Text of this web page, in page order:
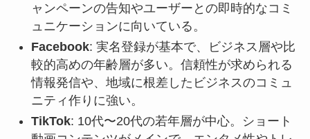
ャンペーンの告知やユーザーとの即時的なコミ
ュニケーションに向いている。
Facebook: 実名登録が基本で、ビジネス層や比
較的高めの年齢層が多い。信頼性が求められる
情報発信や、地域に根差したビジネスのコミュ
ニティ作りに強い。
TikTok: 10代〜20代の若年層が中心。ショート